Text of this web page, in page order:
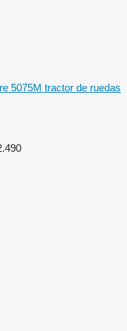
5075M tractor de ruedas